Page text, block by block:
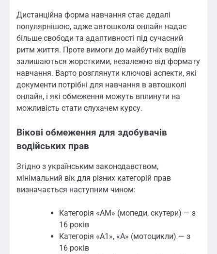
Дистанційна форма навчання стає дедалі
популярнішою, адже автошкола онлайн надає
більше свободи та адаптивності під сучасний
ритм життя. Проте вимоги до майбутніх водіїв
залишаються жорсткими, незалежно від формату
навчання. Варто розглянути ключові аспекти, які
документи потрібні для навчання в автошколі
онлайн, і які обмеження можуть вплинути на
можливість стати слухачем курсу.
Вікові обмеження для здобувачів
водійських прав
Згідно з українським законодавством,
мінімальний вік для різних категорій прав
визначається наступним чином:
Категорія «AM» (мопеди, скутери) — з
16 років
Категорія «A1», «A» (мотоцикли) — з
16 років